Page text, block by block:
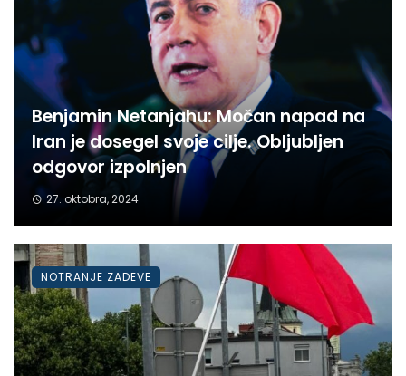
Benjamin Netanjahu: Močan napad na
Iran je dosegel svoje cilje. Obljubljen
odgovor izpolnjen
27. oktobra, 2024
NOTRANJE ZADEVE